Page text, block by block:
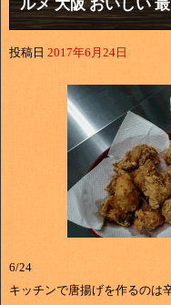
ルメ 大阪 おいしい
投稿日 2017年6月24日
6/24
キッチンで唐揚げを作るのは